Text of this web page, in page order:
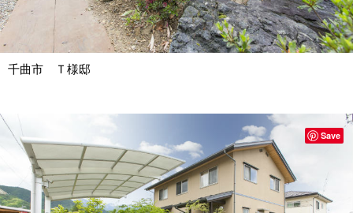
千曲市 Ｔ様邸
Save